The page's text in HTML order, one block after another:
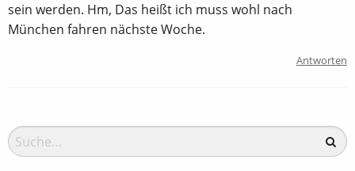
sein werden. Hm, Das heißt ich muss wohl nach
München fahren nächste Woche.
Antworten